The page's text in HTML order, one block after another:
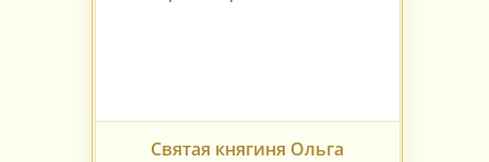
Святая княгиня Ольга